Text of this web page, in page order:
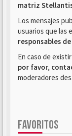
matriz
Los mensajes
usuarios que las
responsables
En caso de
por favor,
moderadores
FAVORITOS